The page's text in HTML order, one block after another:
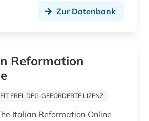
literaturgeschichte (1)
literaturwissenschaft (7)
Zur Datenbank
Reformation
FREI, DFG-GEFÖRDERTE LIZENZ
Italian Reformation Online